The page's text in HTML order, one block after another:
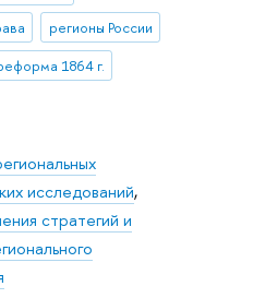
регионы России
1864 г.
исследований,
стратегий и